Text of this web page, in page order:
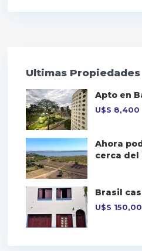
Ultimas Propiedades
Apto en
U$S 8,400
Ahora
cerca del
Brasil
U$S